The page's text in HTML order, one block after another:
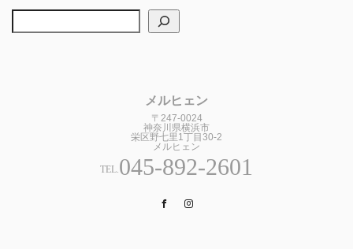
メルヒェン
〒247-0024
神奈川県横浜市
栄区野七里1丁目30-2
メルヒェン
TEL.045-892-2601
Facebook